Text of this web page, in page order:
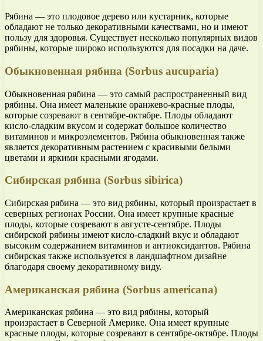
Рябина — это плодовое дерево или кустарник, которые
обладают не только декоративными качествами, но и имеют
пользу для здоровья. Существует несколько популярных видов
рябины, которые широко используются для посадки на даче.
Обыкновенная рябина (Sorbus aucuparia)
Обыкновенная рябина — это самый распространенный вид
рябины. Она имеет маленькие оранжево-красные плоды,
которые созревают в сентябре-октябре. Плоды обладают
кисло-сладким вкусом и содержат большое количество
витаминов и микроэлементов. Рябина обыкновенная также
является декоративным растением с красивыми белыми
цветами и яркими красными ягодами.
Сибирская рябина (Sorbus sibirica)
Сибирская рябина — это вид рябины, который произрастает в
северных регионах России. Она имеет крупные красные
плоды, которые созревают в августе-сентябре. Плоды
сибирской рябины имеют кисло-сладкий вкус и обладают
высоким содержанием витаминов и антиоксидантов. Рябина
сибирская также используется в ландшафтном дизайне
благодаря своему декоративному виду.
Американская рябина (Sorbus americana)
Американская рябина — это вид рябины, который
произрастает в Северной Америке. Она имеет крупные
красные плоды, которые созревают в сентябре-октябре. Плоды